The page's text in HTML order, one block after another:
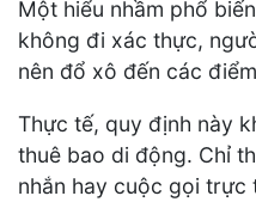
Một hiểu nhầm phổ
không đi xác thực,
nên đổ xô đến các
Thực tế, quy định này
thuê bao di động. Chỉ
nhắn hay cuộc gọi trực